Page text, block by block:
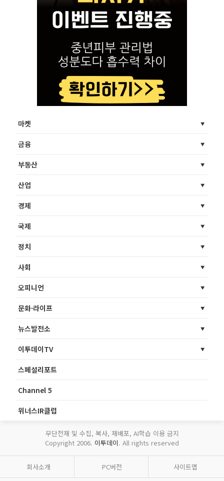
마켓
금융
부동산
산업
경제
국제
정치
사회
오피니언
문화·라이프
뉴스발전소
이투데이TV
스페셜리포트
Channel 5
위너스IR클럽
무단전재 및 수집, 복사, 재배포, AI학습 이용 금지
Copyright 2006. 이투데이. All rights reserved
회사소개 PC버전 사이트맵